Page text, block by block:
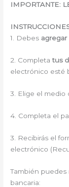
IMPORTANTE:
1. Debes agregar
2. Completatus
electrónico esté
3. Elige el medio
4. Completa el
3. Recibirás el
electrónico
También puedes
bancaria: